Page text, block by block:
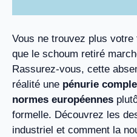
Vous ne trouvez plus
que le schoum retiré
Rassurez-vous, cette
réalité une pénurie
normes européennes
formelle. Découvrez les
industriel et comment la